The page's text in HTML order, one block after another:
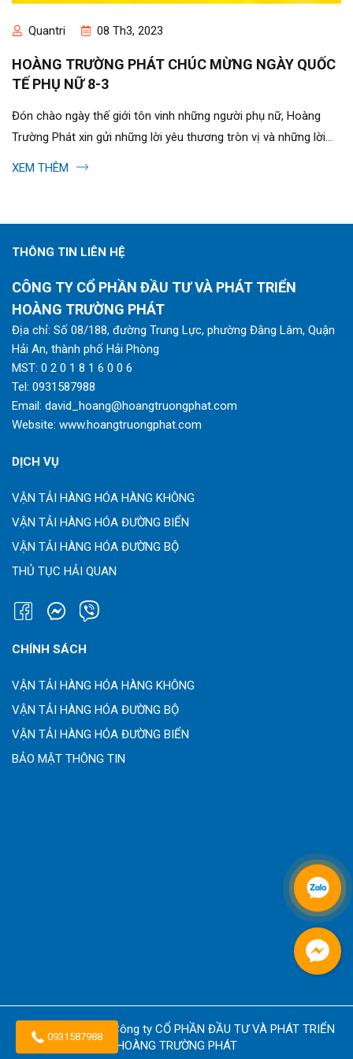
Quantri 08 Th3, 2023
HOÀNG TRƯỜNG PHÁT CHÚC MỪNG NGÀY QUỐC
TẾ PHỤ NỮ 8-3
Đón chào ngày thế giới tôn vinh những người phụ nữ, Hoàng
Trường Phát xin gửi những lời yêu thương tròn vị và những lời
chúc tuyệt vời đến phái...
XEM THÊM
0931587988
THÔNG TIN LIÊN HỆ
CÔNG TY CỔ PHẦN ĐẦU TƯ VÀ PHÁT TRIỂN
HOÀNG TRƯỜNG PHÁT
Địa chỉ: Số 08/188, đường Trung Lực, phường Đằng Lâm, Quận
Hải An, thành phố Hải Phòng
MST: 0 2 0 1 8 1 6 0 0 6
Tel: 0931587988
Email: david_hoang@hoangtruongphat.com
Website: www.hoangtruongphat.com
DỊCH VỤ
VẬN TẢI HÀNG HÓA HÀNG KHÔNG
VẬN TẢI HÀNG HÓA ĐƯỜNG BIỂN
VẬN TẢI HÀNG HÓA ĐƯỜNG BỘ
THỦ TỤC HẢI QUAN
CHÍNH SÁCH
VẬN TẢI HÀNG HÓA HÀNG KHÔNG
VẬN TẢI HÀNG HÓA ĐƯỜNG BỘ
VẬN TẢI HÀNG HÓA ĐƯỜNG BIỂN
BẢO MẬT THÔNG TIN
Copyright © 2026
Công ty CỔ PHẦN ĐẦU TƯ VÀ PHÁT TRIỂN
HOÀNG TRƯỜNG PHÁT